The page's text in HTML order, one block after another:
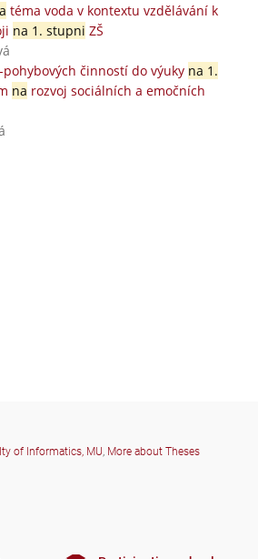
téma voda v kontextu vzdělávání k
na 1. stupni ZŠ
činností do výuky na 1.
na rozvoj sociálních a emočních
of Informatics, MU, More about Theses